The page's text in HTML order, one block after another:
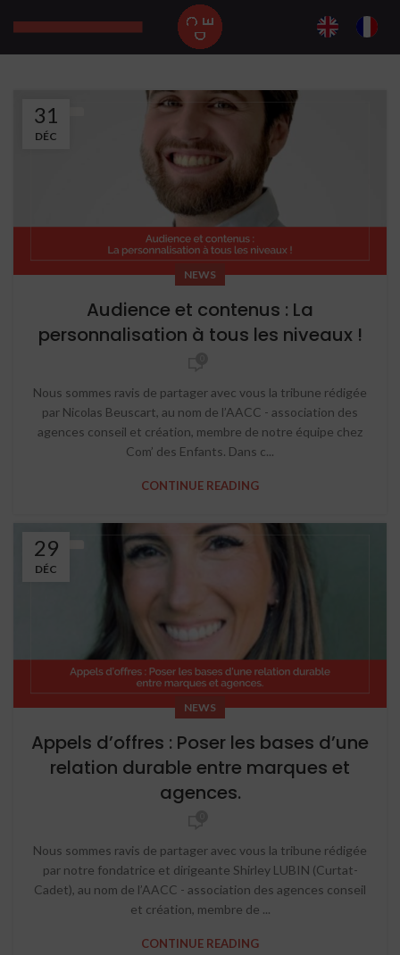
31
DÉC
NEWS
Audience et contenus : La
personnalisation à tous les niveaux !
Nous sommes ravis de partager avec vous la tribune rédigée
par Nicolas Beuscart, au nom de l’AACC - association des
agences conseil et création, membre de notre équipe chez
Com’ des Enfants. Dans c...
CONTINUE READING
29
DÉC
NEWS
Appels d’offres : Poser les bases d’une
relation durable entre marques et
agences.
Nous sommes ravis de partager avec vous la tribune rédigée
par notre fondatrice et dirigeante Shirley LUBIN (Curtat-
Cadet), au nom de l’AACC - association des agences conseil
et création, membre de ...
CONTINUE READING